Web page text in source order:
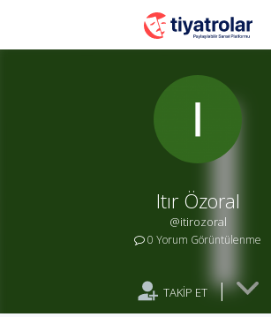
Itır Özoral
@itirozoral
0 Yorum Görüntülenme
TAKİP ET |